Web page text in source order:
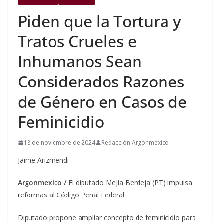
Piden que la Tortura y
Tratos Crueles e
Inhumanos Sean
Considerados Razones
de Género en Casos de
Feminicidio
18 de noviembre de 2024 Redacción Argonmexico
Jaime Arizmendi
Argonmexico / El diputado Mejía Berdeja (PT) impulsa
reformas al Código Penal Federal
Diputado propone ampliar concepto de feminicidio para